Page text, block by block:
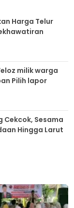
Harga Telur
milik warga
Pilih lapor
Cekcok, Sesama
Hingga Larut